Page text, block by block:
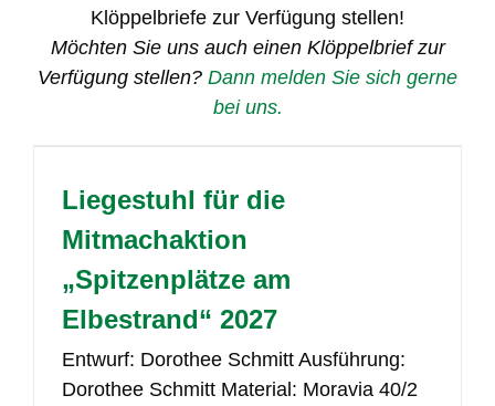
Klöppelbriefe zur Verfügung stellen!
Möchten Sie uns auch einen Klöppelbrief zur
Verfügung stellen? Dann melden Sie sich gerne
bei uns.
Liegestuhl für die
Mitmachaktion
„Spitzenplätze am
Elbestrand“ 2027
Entwurf: Dorothee Schmitt Ausführung:
Dorothee Schmitt Material: Moravia 40/2